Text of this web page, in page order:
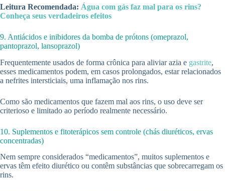
Leitura Recomendada: Água com gás faz mal para os rins?
Conheça seus verdadeiros efeitos
9. Antiácidos e inibidores da bomba de prótons (omeprazol,
pantoprazol, lansoprazol)
Frequentemente usados de forma crônica para aliviar azia e gastrite,
esses medicamentos podem, em casos prolongados, estar relacionados
a nefrites intersticiais, uma inflamação nos rins.
Como são medicamentos que fazem mal aos rins, o uso deve ser
criterioso e limitado ao período realmente necessário.
10. Suplementos e fitoterápicos sem controle (chás diuréticos, ervas
concentradas)
Nem sempre considerados “medicamentos”, muitos suplementos e
ervas têm efeito diurético ou contêm substâncias que sobrecarregam os
rins.